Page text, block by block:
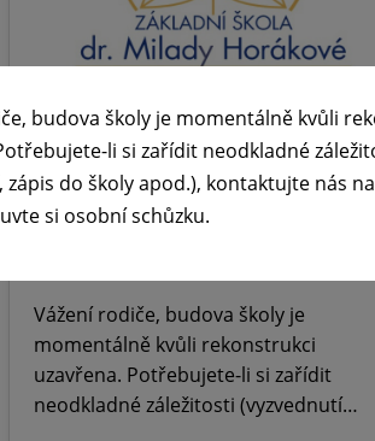
🕧 Úřední dny v době letních
prázdnin ☀️
Vážení rodiče, budova školy je
momentálně kvůli rekonstrukci
uzavřena. Potřebujete-li si zařídit
neodkladné záležitosti (vyzvednutí…
budova školy je momentálně kvůli
li si zařídit neodkladné
zápis do školy apod.), kontaktujte nás
si osobní schůzku.